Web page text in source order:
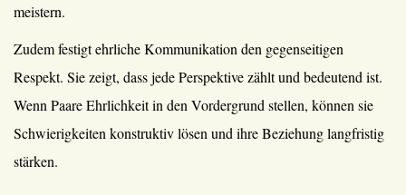
meistern.
Zudem festigt ehrliche Kommunikation den gegenseitigen
Respekt. Sie zeigt, dass jede Perspektive zählt und bedeutend ist.
Wenn Paare Ehrlichkeit in den Vordergrund stellen, können sie
Schwierigkeiten konstruktiv lösen und ihre Beziehung langfristig
stärken.